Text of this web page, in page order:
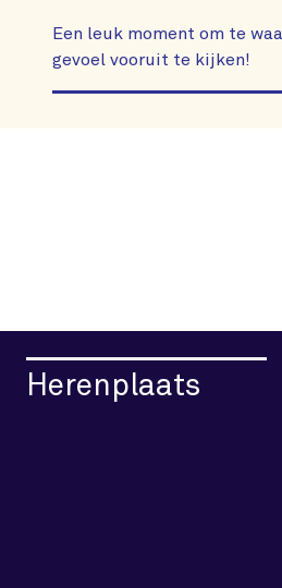
Een leuk moment om te
gevoel vooruit te kijken!
Herenplaats